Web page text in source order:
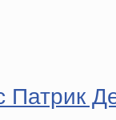
Патрик